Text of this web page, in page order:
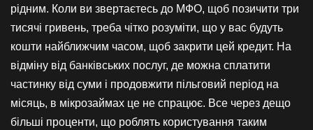
рідним. Коли ви звертаєтесь до МФО, щоб позичити три
тисячі гривень, треба чітко розуміти, що у вас будуть
кошти найближчим часом, щоб закрити цей кредит. На
відміну від банківських послуг, де можна сплатити
частинку від суми і продовжити пільговий період на
місяць, в мікрозаймах це не спрацює. Все через дещо
більші проценти, що роблять користування таким